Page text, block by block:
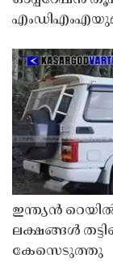
ഇന്ത്യൻ
ലക്ഷങ്ങൾ
കേസെടുത്തു